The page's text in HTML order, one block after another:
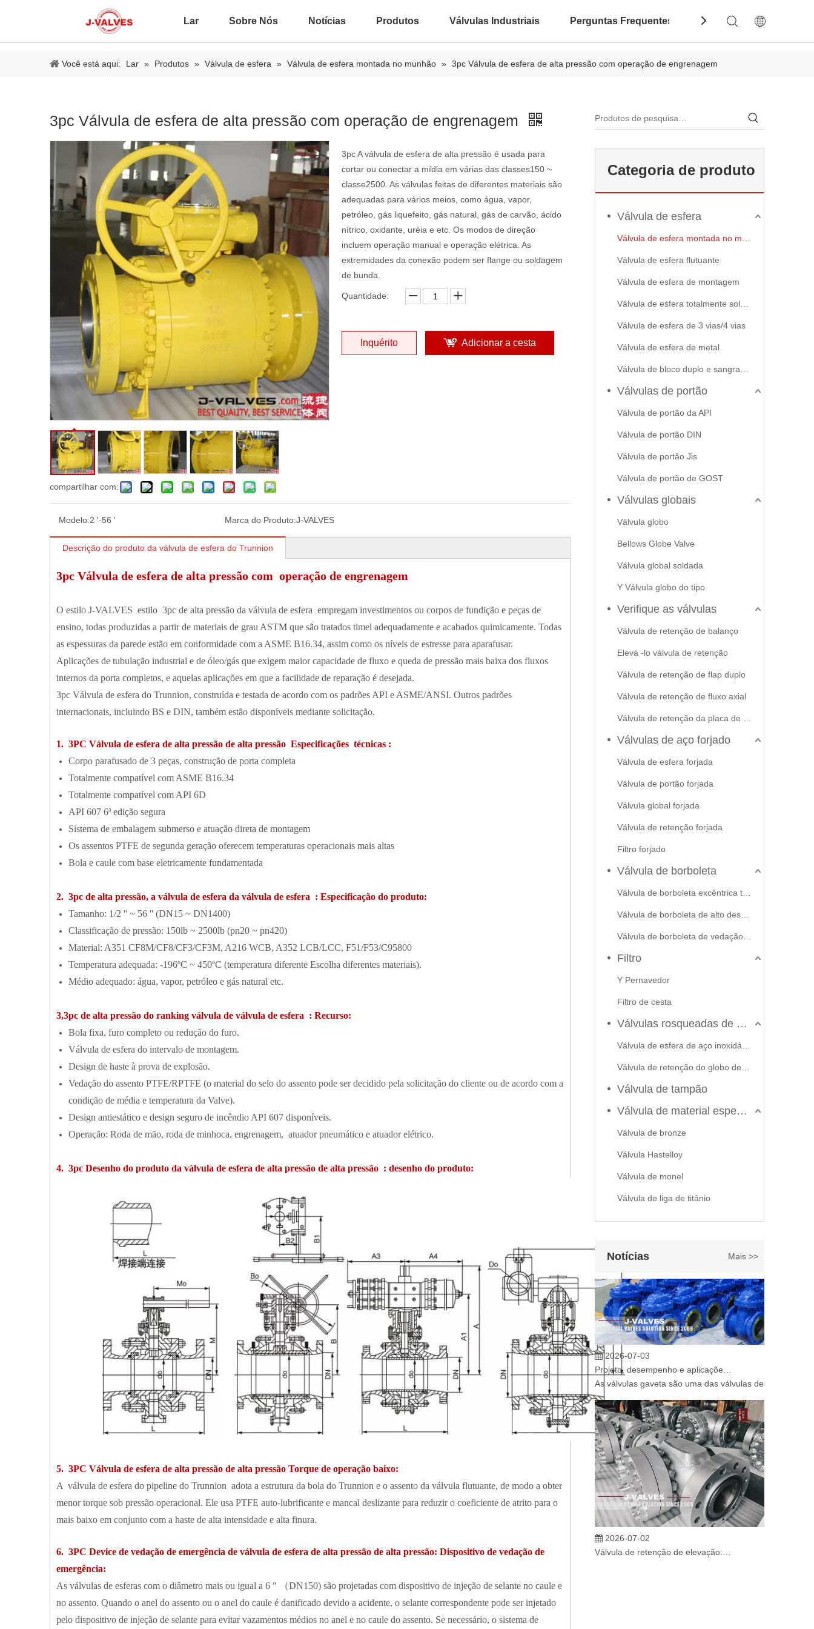
Lar Sobre Nós Notícias Produtos Válvulas Industriais Perguntas Frequentes Contate-Nos
Você está aqui: Lar » Produtos » Válvula de esfera » Válvula de esfera montada no munhão » 3pc Válvula de esfera de alta pressão com operação de engrenagem
3pc Válvula de esfera de alta pressão com operação de engrenagem
compartilhar com:
3pc A válvula de esfera de alta pressão é usada para
cortar ou conectar a mídia em várias das classes150 ~
classe2500. As válvulas feitas de diferentes materiais são
adequadas para vários meios, como água, vapor,
petróleo, gás liquefeito, gás natural, gás de carvão, ácido
nítrico, oxidante, uréia e etc. Os modos de direção
incluem operação manual e operação elétrica. As
extremidades da conexão podem ser flange ou soldagem
de bunda.
Quantidade:
Inquérito Adicionar a cesta
Modelo:2 '-56 ' Marca do Produto:J-VALVES
Descrição do produto da válvula de esfera do Trunnion
3pc Válvula de esfera de alta pressão com operação de engrenagem
O estilo J-VALVES estilo 3pc de alta pressão da válvula de esfera empregam investimentos ou corpos de fundição e peças de
ensino, todas produzidas a partir de materiais de grau ASTM que são tratados timel adequadamente e acabados quimicamente. Todas
as espessuras da parede estão em conformidade com a ASME B16.34, assim como os níveis de estresse para aparafusar.
Aplicações de tubulação industrial e de óleo/gás que exigem maior capacidade de fluxo e queda de pressão mais baixa dos fluxos
internos da porta completos, e aquelas aplicações em que a facilidade de reparação é desejada.
3pc Válvula de esfera do Trunnion, construída e testada de acordo com os padrões API e ASME/ANSI. Outros padrões
internacionais, incluindo BS e DIN, também estão disponíveis mediante solicitação.
1. 3PC Válvula de esfera de alta pressão de alta pressão Especificações técnicas :
Corpo parafusado de 3 peças, construção de porta completa
Totalmente compatível com ASME B16.34
Totalmente compatível com API 6D
API 607 ​​6ª edição segura
Sistema de embalagem submerso e atuação direta de montagem
Os assentos PTFE de segunda geração oferecem temperaturas operacionais mais altas
Bola e caule com base eletricamente fundamentada
2. 3pc de alta pressão, a válvula de esfera da válvula de esfera : Especificação do produto:
Tamanho: 1/2 '' ~ 56 '' (DN15 ~ DN1400)
Classificação de pressão: 150lb ~ 2500lb (pn20 ~ pn420)
Material: A351 CF8M/CF8/CF3/CF3M, A216 WCB, A352 LCB/LCC, F51/F53/C95800
Temperatura adequada: -196ºC ~ 450ºC (temperatura diferente Escolha diferentes materiais).
Médio adequado: água, vapor, petróleo e gás natural etc.
3,3pc de alta pressão do ranking válvula de válvula de esfera : Recurso:
Bola fixa, furo completo ou redução do furo.
Válvula de esfera do intervalo de montagem.
Design de haste à prova de explosão.
Vedação do assento PTFE/RPTFE (o material do selo do assento pode ser decidido pela solicitação do cliente ou de acordo com a
condição de média e temperatura da Valve).
Design antiestático e design seguro de incêndio API 607 ​​disponíveis.
Operação: Roda de mão, roda de minhoca, engrenagem, atuador pneumático e atuador elétrico.
4. 3pc Desenho do produto da válvula de esfera de alta pressão de alta pressão : desenho do produto:
5. 3PC Válvula de esfera de alta pressão de alta pressão Torque de operação baixo:
A válvula de esfera do pipeline do Trunnion adota a estrutura da bola do Trunnion e o assento da válvula flutuante, de modo a obter
menor torque sob pressão operacional. Ele usa PTFE auto-lubrificante e mancal deslizante para reduzir o coeficiente de atrito para o
mais baixo em conjunto com a haste de alta intensidade e alta finura.
6. 3PC Device de vedação de emergência de válvula de esfera de alta pressão de alta pressão: Dispositivo de vedação de
emergência:
As válvulas de esferas com o diâmetro mais ou igual a 6 ″ （DN150) são projetadas com dispositivo de injeção de selante no caule e
no assento. Quando o anel do assento ou o anel do caule é danificado devido a acidente, o selante correspondente pode ser injetado
pelo dispositivo de injeção de selante para evitar vazamentos médios no anel e no caule do assento. Se necessário, o sistema de
Categoria de produto
Válvula de esfera
Válvula de esfera flutuante
Válvula de esfera de montagem
Válvula de esfera de 3 vias/4 vias
Válvula de esfera de metal
Válvulas de portão
Válvula de portão da API
Válvula de portão DIN
Válvula de portão Jis
Válvula de portão de GOST
Válvulas globais
Válvula globo
Bellows Globe Valve
Válvula global soldada
Y Válvula globo do tipo
Verifique as válvulas
Válvula de retenção de balanço
Elevá -lo válvula de retenção
Válvula de retenção de flap duplo
Válvula de retenção de fluxo axial
Válvulas de aço forjado
Válvula de esfera forjada
Válvula de portão forjada
Válvula global forjada
Válvula de retenção forjada
Filtro forjado
Válvula de borboleta
Filtro
Y Pernavedor
Filtro de cesta
Válvulas rosqueadas de aço inoxidável
Válvula de tampão
Válvula de material especial
Válvula de bronze
Válvula Hastelloy
Válvula de monel
Válvula de liga de titânio
Notícias Mais >>
2026-06-22
J-VALVES fabrica válvula de esfera de alta
2026-07-03
As válvulas gaveta são uma das válvulas de
2026-07-02
Em sistemas de tubulações industriais, evitar o fluxo